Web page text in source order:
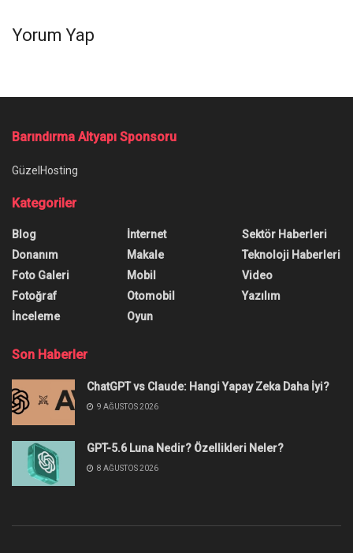
Yorum Yap
Yaza Fit Girmenizi Sağlayacak
17 Tekno-Öneri
Teknoloji odağında fit olmanıza yardımcı olacak
cihazlar, mobil uygulamalar ve daha fazlasıyla
tekno-öneri karşınızda.
Yazar: Onur Erdem